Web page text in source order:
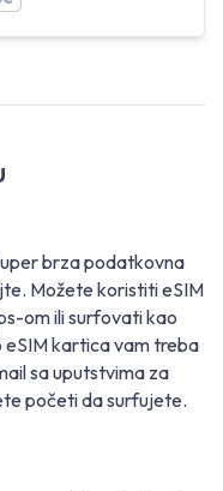
brza podatkovna
Možete koristiti eSIM
om ili surfovati kao
eSIM kartica vam treba
sa uputstvima za
početi da surfujete.